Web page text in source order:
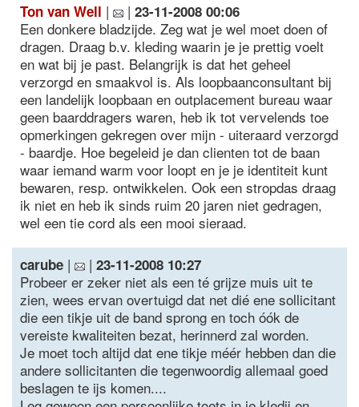
Ton van Well | | 23-11-2008 00:06
Een donkere bladzijde. Zeg wat je wel moet doen of
dragen. Draag b.v. kleding waarin je je prettig voelt
en wat bij je past. Belangrijk is dat het geheel
verzorgd en smaakvol is. Als loopbaanconsultant bij
een landelijk loopbaan en outplacement bureau waar
geen baarddragers waren, heb ik tot vervelends toe
opmerkingen gekregen over mijn - uiteraard verzorgd
- baardje. Hoe begeleid je dan clienten tot de baan
waar iemand warm voor loopt en je je identiteit kunt
bewaren, resp. ontwikkelen. Ook een stropdas draag
ik niet en heb ik sinds ruim 20 jaren niet gedragen,
wel een tie cord als een mooi sieraad.
carube | | 23-11-2008 10:27
Probeer er zeker niet als een té grijze muis uit te
zien, wees ervan overtuigd dat net dié ene sollicitant
die een tikje uit de band sprong en toch óók de
vereiste kwaliteiten bezat, herinnerd zal worden.
Je moet toch altijd dat ene tikje méér hebben dan die
andere sollicitanten die tegenwoordig allemaal goed
beslagen te ijs komen....